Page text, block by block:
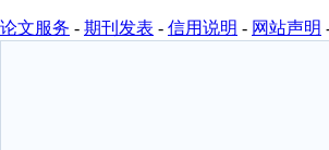
论文服务 - 期刊发表 - 信用说明 - 网站声明